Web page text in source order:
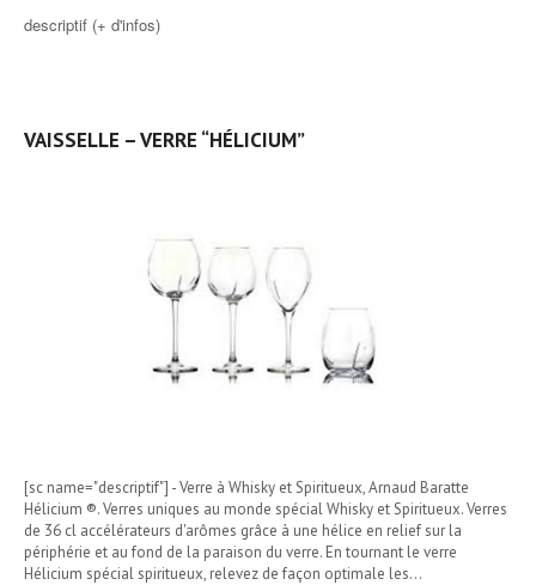
descriptif (+ d'infos)
VAISSELLE – VERRE “HÉLICIUM”
[sc name="descriptif"] - Verre à Whisky et Spiritueux, Arnaud Baratte
Hélicium ®. Verres uniques au monde spécial Whisky et Spiritueux. Verres
de 36 cl accélérateurs d'arômes grâce à une hélice en relief sur la
périphérie et au fond de la paraison du verre. En tournant le verre
Hélicium spécial spiritueux, relevez de façon optimale les…